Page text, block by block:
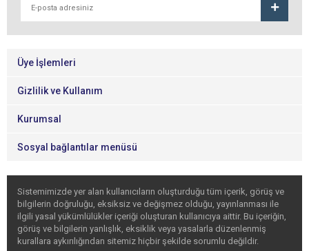
Üye İşlemleri
Gizlilik ve Kullanım
Kurumsal
Sosyal bağlantılar menüsü
Sistemimizde yer alan kullanıcıların oluşturduğu tüm içerik, görüş ve
bilgilerin doğruluğu, eksiksiz ve değişmez olduğu, yayınlanması ile
ilgili yasal yükümlülükler içeriği oluşturan kullanıcıya aittir. Bu içeriğin,
görüş ve bilgilerin yanlışlık, eksiklik veya yasalarla düzenlenmiş
kurallara aykırılığından sitemiz hiçbir şekilde sorumlu değildir.